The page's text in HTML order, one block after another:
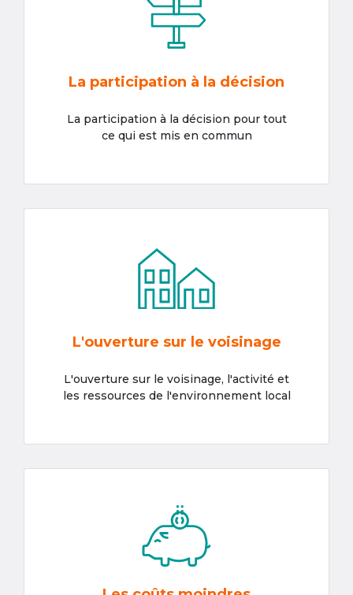
La participation à la décision
La participation à la décision pour tout
ce qui est mis en commun
L'ouverture sur le voisinage
L'ouverture sur le voisinage, l'activité et
les ressources de l'environnement local